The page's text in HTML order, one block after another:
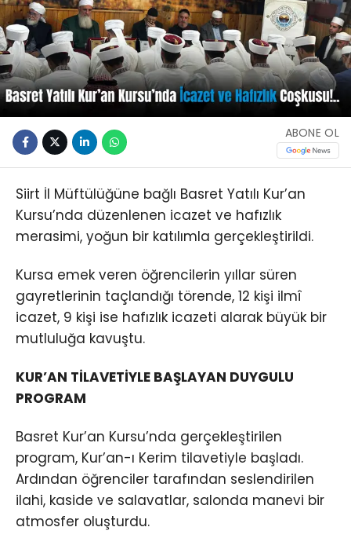
ABONE OL
Siirt İl Müftülüğüne bağlı Basret Yatılı Kur’an
Kursu’nda düzenlenen icazet ve hafızlık
merasimi, yoğun bir katılımla gerçekleştirildi.
Kursa emek veren öğrencilerin yıllar süren
gayretlerinin taçlandığı törende, 12 kişi ilmî
icazet, 9 kişi ise hafızlık icazeti alarak büyük bir
mutluluğa kavuştu.
KUR’AN TİLAVETİYLE BAŞLAYAN DUYGULU
PROGRAM
Basret Kur’an Kursu’nda gerçekleştirilen
program, Kur’an-ı Kerim tilavetiyle başladı.
Ardından öğrenciler tarafından seslendirilen
ilahi, kaside ve salavatlar, salonda manevi bir
atmosfer oluşturdu.